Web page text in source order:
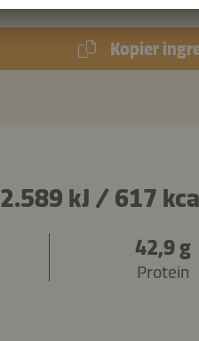
Kopier
2.589 kJ / 617
42,9 g
Protein